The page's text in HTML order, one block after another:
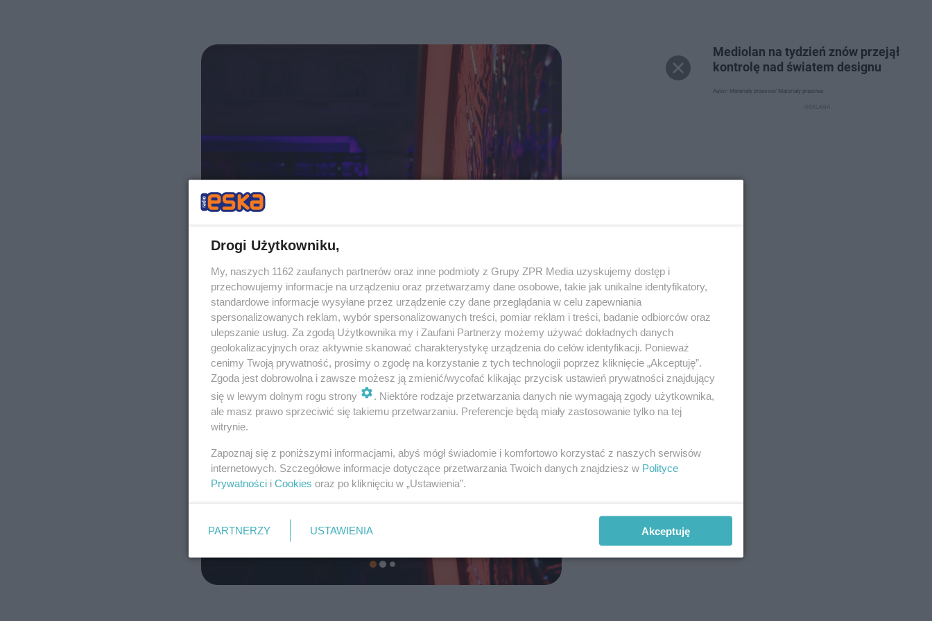
Mediolan na tydzień znów przejął
kontrolę nad światem designu
Autor: Materiały prasowe/ Materiały prasowe
Drogi Użytkowniku,
My, naszych 1162 zaufanych partnerów oraz inne podmioty z Grupy ZPR Media uzyskujemy dostęp i
przechowujemy informacje na urządzeniu oraz przetwarzamy dane osobowe, takie jak unikalne identyfikatory,
standardowe informacje wysyłane przez urządzenie czy dane przeglądania w celu zapewniania
spersonalizowanych reklam, wybór spersonalizowanych treści, pomiar reklam i treści, badanie odbiorców oraz
ulepszanie usług. Za zgodą Użytkownika my i Zaufani Partnerzy możemy używać dokładnych danych
geolokalizacyjnych oraz aktywnie skanować charakterystykę urządzenia do celów identyfikacji. Ponieważ
cenimy Twoją prywatność, prosimy o zgodę na korzystanie z tych technologii poprzez kliknięcie „Akceptuję”.
Zgoda jest dobrowolna i zawsze możesz ją zmienić/wycofać klikając przycisk ustawień prywatności znajdujący
się w lewym dolnym rogu strony
. Niektóre rodzaje przetwarzania danych nie wymagają zgody użytkownika,
ale masz prawo sprzeciwić się takiemu przetwarzaniu. Preferencje będą miały zastosowanie tylko na tej
witrynie.
Zapoznaj się z poniższymi informacjami, abyś mógł świadomie i komfortowo korzystać z naszych serwisów
internetowych. Szczegółowe informacje dotyczące przetwarzania Twoich danych znajdziesz w Polityce
Prywatności i Cookies oraz po kliknięciu w „Ustawienia”.
PARTNERZY USTAWIENIA Akceptuję